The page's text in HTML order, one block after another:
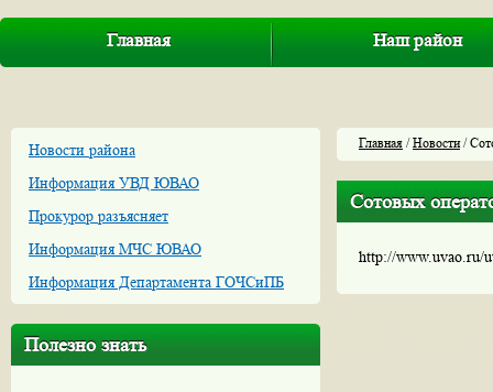
Главная Наш район
Новости района
Информация УВД ЮВАО
Прокурор разъясняет
Информация МЧС ЮВАО
Информация Департамента ГОЧСиПБ
Полезно знать
Главная /Новости/
Сотовых
http://www.uvao.ru/